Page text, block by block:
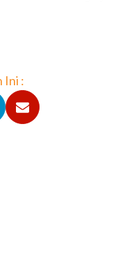
Ini :